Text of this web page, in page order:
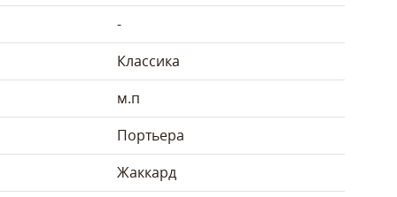
-
Классика
м.п
Портьера
Жаккард